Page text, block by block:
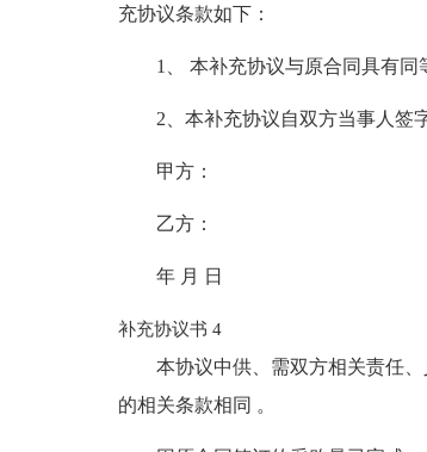
充协议条款如下：
1、 本补充协议与原合同具有同
2、本补充协议自双方当事人签
甲方：
乙方：
年 月 日
补充协议书 4
本协议中供、需双方相关责任
的相关条款相同 。